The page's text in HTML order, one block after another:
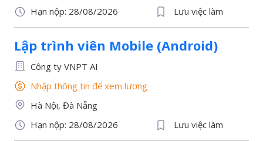
Hạn nộp: 28/08/2026
Lưu việc làm
Lập trình viên Mobile (Android)
Công ty VNPT AI
Nhập thông tin để xem lương
Hà Nội, Đà Nẵng
Hạn nộp: 28/08/2026
Lưu việc làm